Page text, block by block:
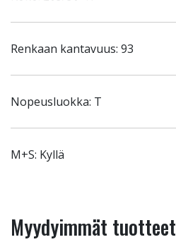
Renkaan kantavuus: 93
Nopeusluokka: T
M+S: Kyllä
Myydyimmät tuotteet